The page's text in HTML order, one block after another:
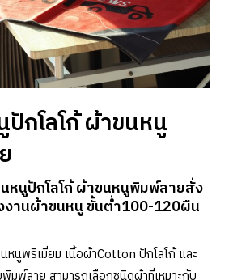
กโลโก้ ผ้าขนหนู
หนูปักโลโก้ ผ้าขนหนูพิมพ์ลายสั่ง
งานผ้าขนหนู ขั้นต่ำ100-120ผืน
หนูพรีเมี่ยม เนื้อผ้าCotton ปักโลโก้ และ